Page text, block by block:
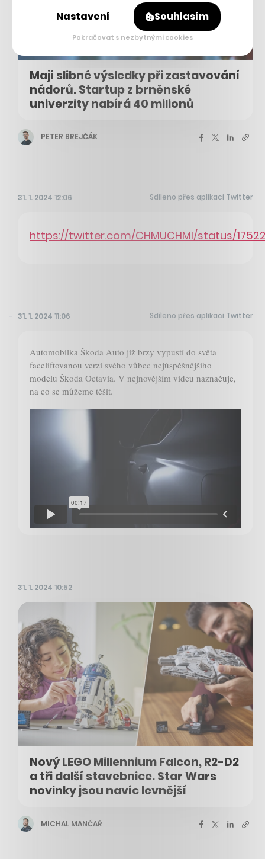
Mají slibné výsledky při zastavování
nádorů. Startup z brněnské
univerzity nabírá 40 milionů
PETER BREJČÁK
31. 1. 2024 12:06 Sdíleno přes aplikaci Twitter
https://twitter.com/CHMUCHMI/status/
31. 1. 2024 11:06 Sdíleno přes aplikaci Twitter
Automobilka Škoda Auto již brzy vypustí do světa
faceliftovanou verzi svého vůbec nejúspěšnějšího
modelu Škoda Octavia. V nejnovějším videu naznačuje,
na co se můžeme těšit.
31. 1. 2024 10:52
Nový LEGO Millennium Falcon, R2-D2
a tři další stavebnice. Star Wars
novinky jsou navíc levnější
MICHAL MANČAŘ
Nastavení Souhlasím
Pokračovat s nezbytnými cookies